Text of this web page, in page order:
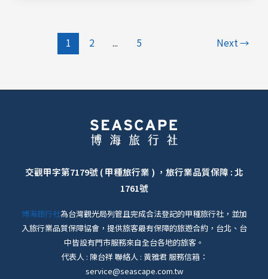
1 2 ... 5 Next→
交觀甲字第7179號 ( 甲種旅行業 ) ，旅行業品質保障 : 北
1761號
博海旅行社為台灣觀光局列管且完成合法登記的甲種旅行社，並加
入旅行業品質保障協會，提供旅客最有保障的旅遊合約，台北、台
中皆設有門市服務來自全台各地的旅客。
代表人 : 陳台祥 聯絡人 : 黃雅君 服務信箱：
service@seascape.com.tw